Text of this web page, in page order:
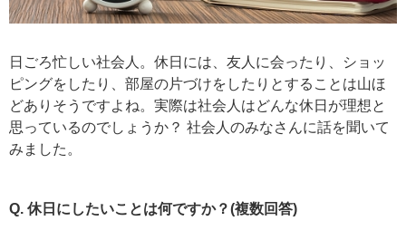
日ごろ忙しい社会人。休日には、友人に会ったり、ショッ
ピングをしたり、部屋の片づけをしたりとすることは山ほ
どありそうですよね。実際は社会人はどんな休日が理想と
思っているのでしょうか？ 社会人のみなさんに話を聞いて
みました。
Q. 休日にしたいことは何ですか？(複数回答)